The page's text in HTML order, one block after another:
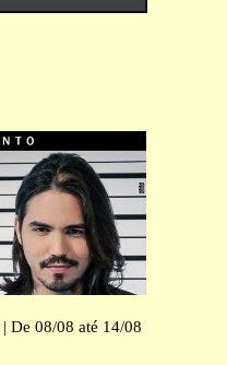
| De 08/08 até 14/08